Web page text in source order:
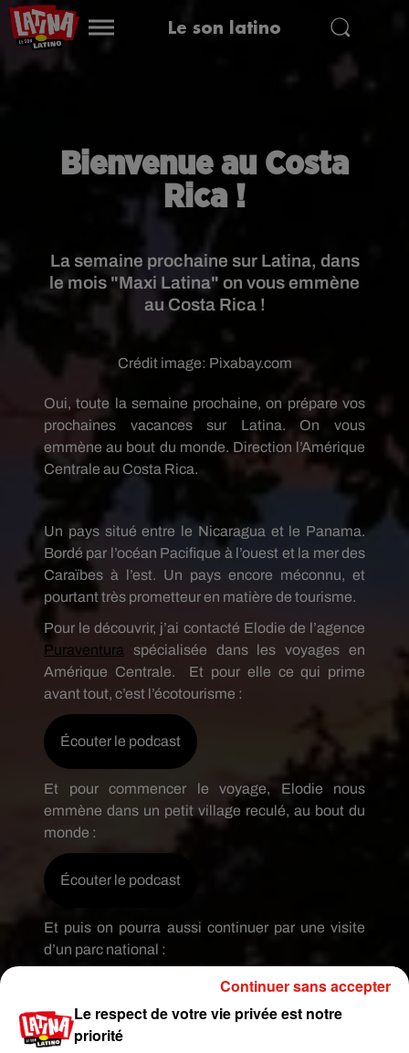
Le son latino
Bienvenue au Costa
Rica !
La semaine prochaine sur Latina, dans
le mois "Maxi Latina" on vous emmène
au Costa Rica !
Crédit image: Pixabay.com
Oui, toute la semaine prochaine, on prépare vos
prochaines vacances sur Latina. On vous
emmène au bout du monde. Direction l’Amérique
Centrale au Costa Rica.
Un pays situé entre le Nicaragua et le Panama.
Bordé par l’océan Pacifique à l’ouest et la mer des
Caraïbes à l’est. Un pays encore méconnu, et
pourtant très prometteur en matière de tourisme.
Pour le découvrir, j’ai contacté Elodie de l’agence
Puraventura
spécialisée dans les voyages en
Amérique Centrale. Et pour elle ce qui prime
avant tout, c’est l’écotourisme :
Écouter le podcast
Et pour commencer le voyage, Elodie nous
emmène dans un petit village reculé, au bout du
monde :
Écouter le podcast
Et puis on pourra aussi continuer par une visite
d’un parc national :
Et on terminera la visite par un passage par la
Le respect de votre vie privée est notre
priorité
Continuer sans accepter